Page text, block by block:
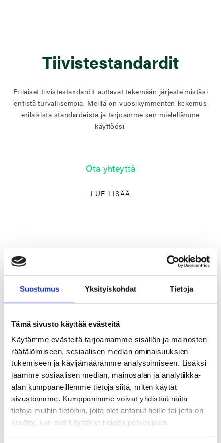
Suostumus Yksityiskohdat Tietoja
Tämä sivusto käyttää evästeitä
Käytämme evästeitä tarjoamamme sisällön ja mainosten
räätälöimiseen, sosiaalisen median ominaisuuksien
tukemiseen ja kävijämäärämme analysoimiseen. Lisäksi
jaamme sosiaalisen median, mainosalan ja analytiikka-
alan kumppaneillemme tietoja siitä, miten käytät
sivustoamme. Kumppanimme voivat yhdistää näitä
tietoja muihin tietoihin, joita olet antanut heille tai joita on
kerätty, kun olet käyttänyt heidän palvelujaan.
Tiivistestandardit
Erilaiset tiivistestandardit auttavat tekemään järjestelmistäsi
entistä turvallisempia. Meillä on vuosikymmenten kokemus
erilaisista standardeista ja tarjoamme sen mielellämme
käyttöösi.
Ota yhteyttä
LUE LISÄÄ
Turvallisuus. Kestävä kehitys.
Säästöt. Kaikki samassa
paketissa.
Olemme auttaneet lukuisia kansainvälisiä OEM-asiakkaitamme
tiivistestandardien ja -materiaalien kanssa jo vuosia, joskus
jopa vuosikymmeniä.
Teemme järjestelmistäsi turvallisempia.